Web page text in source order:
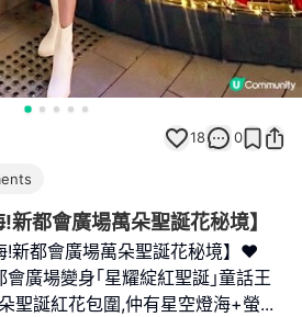
18 0
!新都會廣場萬朵聖誕花秘境】
!新都會廣場萬朵聖誕花秘境】♥️
廣場變身｢星耀綻紅聖誕｣童話王
聖誕紅花包圍,仲有星空燈海+螢...